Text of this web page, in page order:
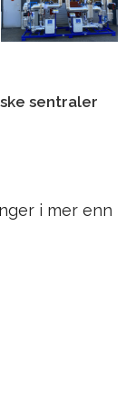
sentraler
i mer enn